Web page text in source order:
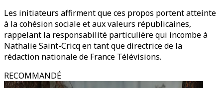
Les initiateurs affirment que ces propos portent atteinte
à la cohésion sociale et aux valeurs républicaines,
rappelant la responsabilité particulière qui incombe à
Nathalie Saint-Cricq en tant que directrice de la
rédaction nationale de France Télévisions.
RECOMMANDÉ